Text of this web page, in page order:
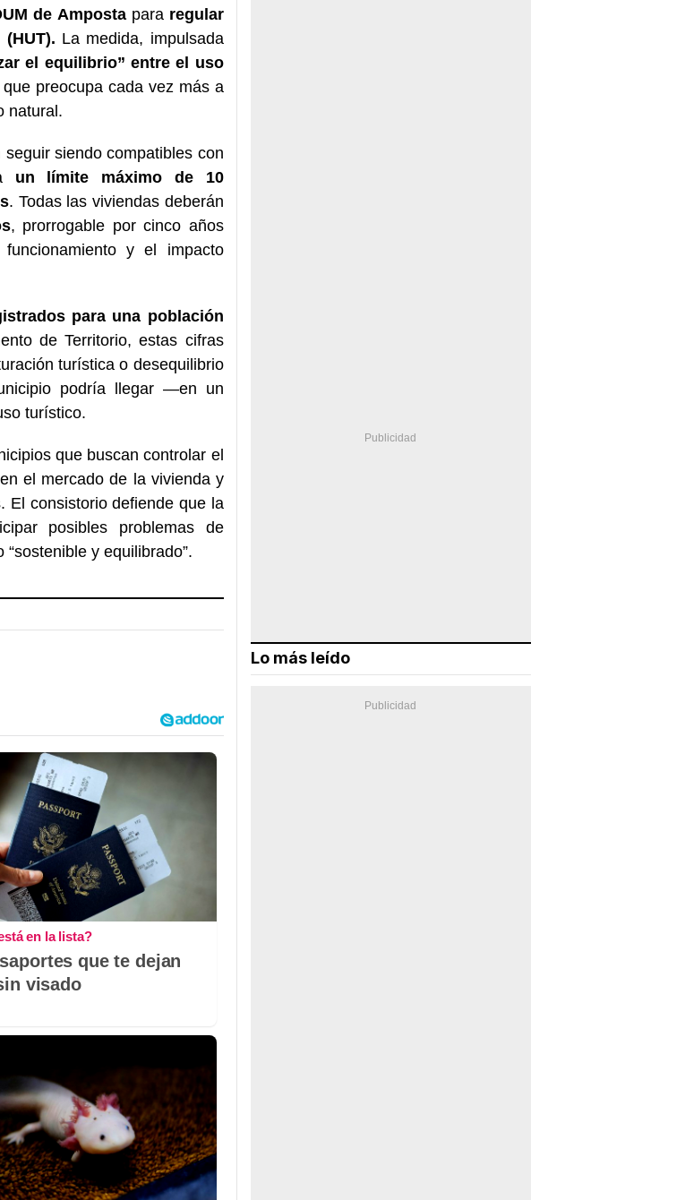
de Ampostapara regular
La medida, impulsada
el equilibrio” entre el uso
preocupa cada vez más a
natural.
siendo compatibles con
un límite máximo de 10
. Todas las viviendas deberán
, prorrogable por cinco años
y el impacto
para una población
de Territorio, estas cifras
turística o desequilibrio
podría llegar —en un
turístico.
que buscan controlar el
el mercado de la vivienda y
El consistorio defiende que la
posibles problemas de
y equilibrado”.
en la lista?
que te dejan
visado
Lo más leído